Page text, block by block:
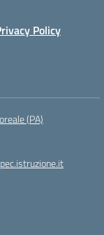
Policy
(PA)